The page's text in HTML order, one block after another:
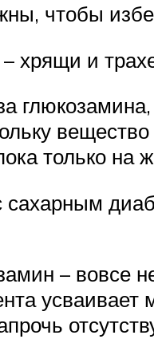
чтобы
хрящи и
только на
– вовсе